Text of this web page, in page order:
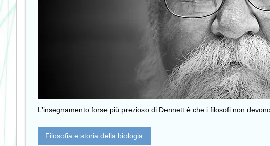
L’insegnamento forse più prezioso di Dennett è che i filosofi non
Filosofia e storia della biologia